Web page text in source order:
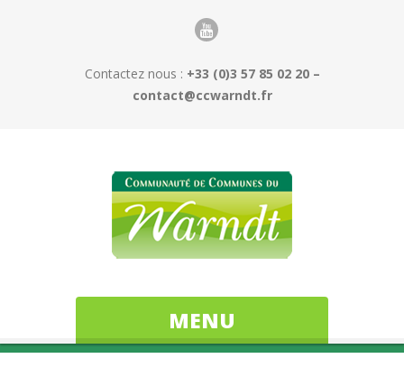
Contactez nous : +33 (0)3 57 85 02 20 –
contact@ccwarndt.fr
MENU